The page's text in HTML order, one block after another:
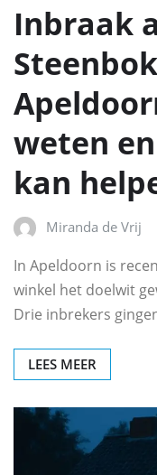
Inbraak
weten
kan
Miranda de Vrij
In Apeldoorn is
winkel het doelwit
Drie inbrekers
LEES MEER